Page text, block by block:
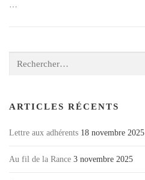
ARTICLES RÉCENTS
Lettre aux adhérents 18 novembre 2025
Au fil de la Rance 3 novembre 2025